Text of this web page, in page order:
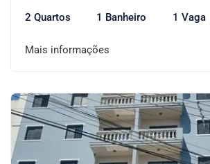
2 Quartos 1 Banheiro 1 Vaga
Mais informações